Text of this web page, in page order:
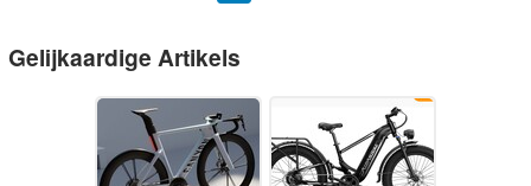
Gelijkaardige Artikels